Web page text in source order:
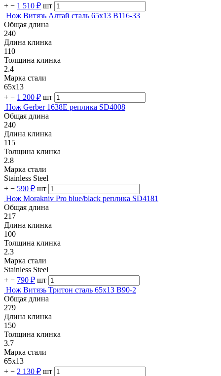
+ − 1 510 ₽ шт
Нож Витязь Алтай сталь 65х13 B116-33
Общая длина
240
Длина клинка
110
Толщина клинка
2.4
Марка стали
65х13
+ − 1 200 ₽ шт
Нож Gerber 1638E реплика SD4008
Общая длина
240
Длина клинка
115
Толщина клинка
2.8
Марка стали
Stainless Steel
+ − 590 ₽ шт
Нож Morakniv Pro blue/black реплика SD4181
Общая длина
217
Длина клинка
100
Толщина клинка
2.3
Марка стали
Stainless Steel
+ − 790 ₽ шт
Нож Витязь Тритон сталь 65х13 B90-2
Общая длина
279
Длина клинка
150
Толщина клинка
3.7
Марка стали
65х13
+ − 2 130 ₽ шт